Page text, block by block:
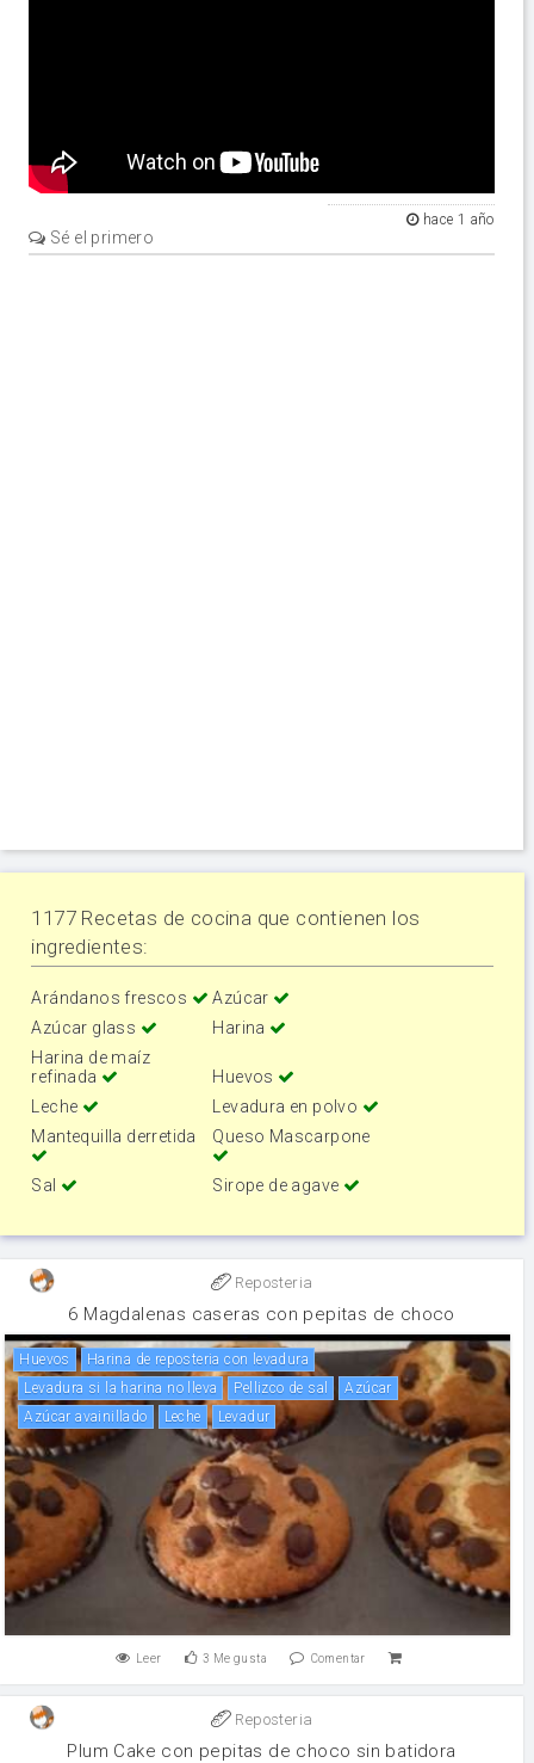
hace 1 año
Sé el primero
1177 Recetas de cocina que contienen los
ingredientes:
Arándanos frescos
Azúcar
Azúcar glass
Harina
Harina de maíz
refinada
Huevos
Leche
Levadura en polvo
Mantequilla derretida
Queso Mascarpone
Sal Sirope de agave
Reposteria
6 Magdalenas caseras con pepitas de choco
huevos
Harina de reposteria con levadura
Levadura si la harina no lleva
Pellizco de sal
Azúcar
Azúcar avainillado
leche Levadur
Leer 3 Me gusta Comentar
Reposteria
Plum Cake con pepitas de choco sin batidora